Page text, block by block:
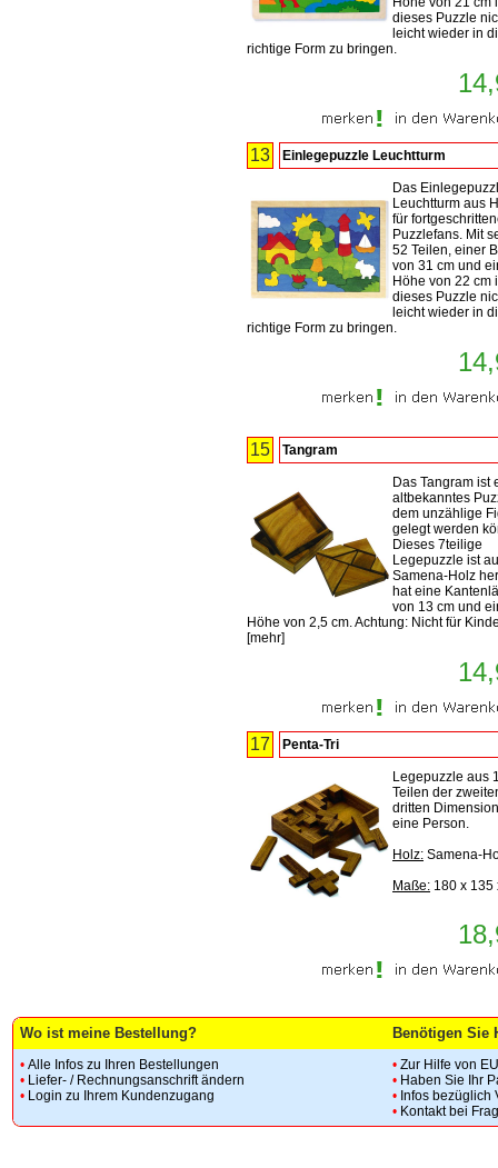
dieses Puzzle
leicht wieder in
richtige Form zu bringen.
13 Einlegepuzzle Leuchtturm
Das
Leuchtturm aus
für
Puzzlefans. Mit
52 Teilen, einer
von 31 cm und
Höhe von 22 cm
dieses Puzzle
leicht wieder in
richtige Form zu bringen.
15 Tangram
Das Tangram ist
altbekanntes
dem unzählige
gelegt werden
Dieses 7teilige
Legepuzzle ist
Samena-Holz
hat eine
von 13 cm und
Höhe von 2,5 cm. Achtung: Nicht für
[mehr]
17 Penta-Tri
Legepuzzle aus
Teilen der
dritten
eine Person.
Holz: Samena-
Maße: 180 x 135
Wo ist meine Bestellung? Benötigen Sie
• Alle Infos zu Ihren Bestellungen
• Liefer- / Rechnungsanschrift ändern
• Login zu Ihrem Kundenzugang
• Zur Hilfe von
• Haben Sie Ihr
• Infos bezüglich
• Kontakt bei